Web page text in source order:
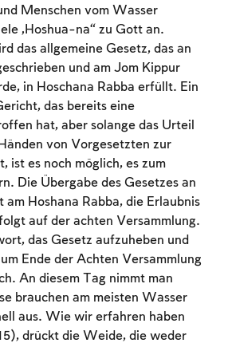
Menschen vom Wasser
„Hoshua-na“ zu Gott an.
das allgemeine Gesetz, das an
und am Jom Kippur
in Hoschana Rabba erfüllt. Ein
das bereits eine
hat, aber solange das Urteil
von Vorgesetzten zur
ist es noch möglich, es zum
Die Übergabe des Gesetzes an
Hoshana Rabba, die Erlaubnis
auf der achten Versammlung.
das Gesetz aufzuheben und
Ende der Achten Versammlung
An diesem Tag nimmt man
brauchen am meisten Wasser
aus. Wie wir erfahren haben
drückt die Weide, die weder